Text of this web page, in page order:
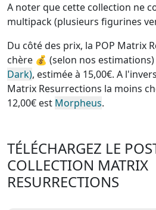
A noter que cette collection ne
multipack (plusieurs figurines
Du côté des prix, la POP Matrix
chère 💰 (selon nos
Dark), estimée à 15,00€. A
Matrix Resurrections la moins
12,00€ est Morpheus.
TÉLÉCHARGEZ LE
COLLECTION MATRIX
RESURRECTIONS